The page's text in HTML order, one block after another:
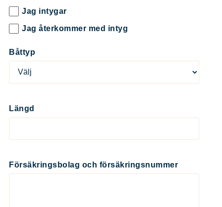
Jag intygar
Jag återkommer med intyg
Båttyp
Längd
Försäkringsbolag och försäkringsnummer